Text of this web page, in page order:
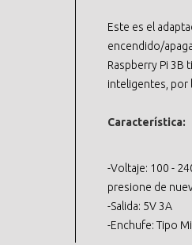
Este es el
encendido/
Raspberry Pi 3B
inteligentes, por
Característica:
-Voltaje: 100 -
presione de
-Salida: 5V 3A
-Enchufe: Tipo